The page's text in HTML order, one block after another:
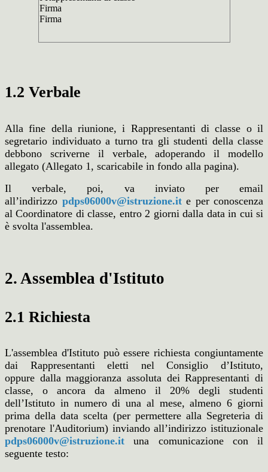
Firma
Firma
1.2 Verbale
Alla fine della riunione, i Rappresentanti di classe o il
segretario individuato a turno tra gli studenti della classe
debbono scriverne il verbale, adoperando il modello
allegato (Allegato 1, scaricabile in fondo alla pagina).
Il verbale, poi, va inviato per email
all’indirizzo pdps06000v@istruzione.it e per conoscenza
al Coordinatore di classe, entro 2 giorni dalla data in cui si
è svolta l'assemblea.
2. Assemblea d'Istituto
2.1 Richiesta
L'assemblea d'Istituto può essere richiesta congiuntamente
dai Rappresentanti eletti nel Consiglio d’Istituto,
oppure dalla maggioranza assoluta dei Rappresentanti di
classe, o ancorada almeno il 20% degli studenti
dell’Istituto in numero di una al mese, almeno 6 giorni
prima della data scelta (per permettere alla Segreteria di
prenotare l'Auditorium) inviando all’indirizzo istituzionale
pdps06000v@istruzione.it una comunicazione con il
seguente testo: